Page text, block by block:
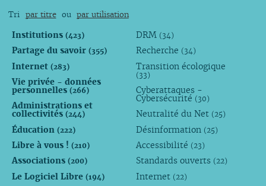
Tri par titre ou par utilisation
Institutions (423)
Partage du savoir (355)
Internet (283)
Vie privée - données
personnelles (266)
Administrations et
collectivités (244)
Éducation (222)
Libre à vous ! (210)
Associations (200)
Le Logiciel Libre (194)
DRM (34)
Recherche (34)
Transition écologique
(33)
Cyberattaques -
Cybersécurité (30)
Neutralité du Net (25)
Désinformation (25)
Accessibilité (23)
Standards ouverts (22)
Internet (22)